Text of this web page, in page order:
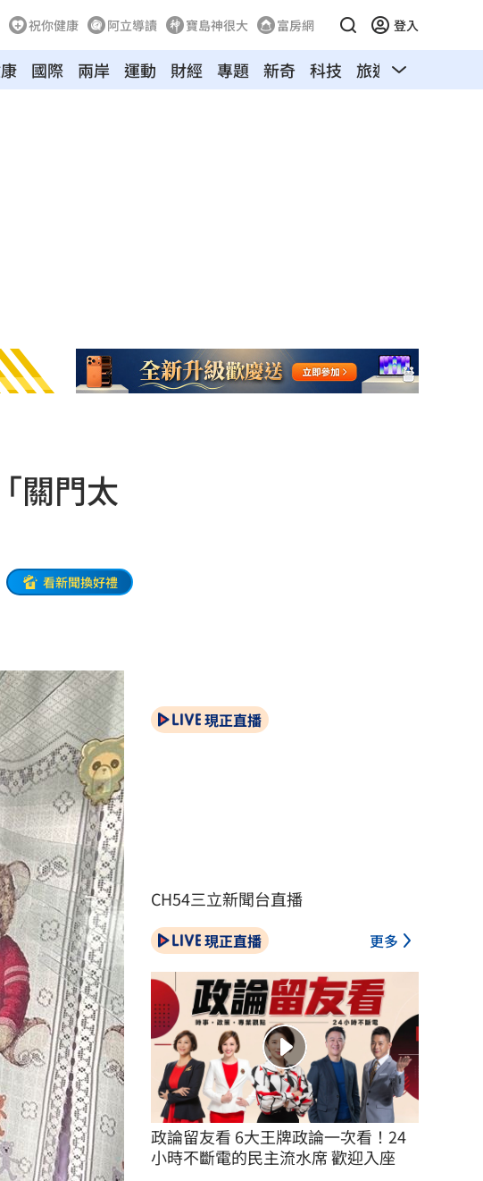
祝你健康 阿立導讀 寶島神很大 富房網 登入
國際 兩岸 運動 財經 專題 新奇 科技 旅遊 汽車
關門太
看新聞換好禮
現正直播
CH54三立新聞台直播
現正直播 更多
政論留友看 6大王牌政論一次看！24
小時不斷電的民主流水席 歡迎入座